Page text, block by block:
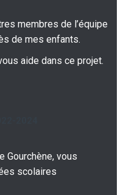
membres de l’équipe
de mes enfants.
aide dans ce projet.
Gourchène, vous
scolaires